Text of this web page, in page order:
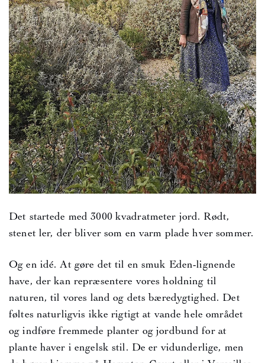
Det startede med 3000 kvadratmeter jord. Rødt,
stenet ler, der bliver som en varm plade hver sommer.
Og en idé. At gøre det til en smuk Eden-lignende
have, der kan repræsentere vores holdning til
naturen, til vores land og dets bæredygtighed. Det
føltes naturligvis ikke rigtigt at vande hele området
og indføre fremmede planter og jordbund for at
plante haver i engelsk stil. De er vidunderlige, men